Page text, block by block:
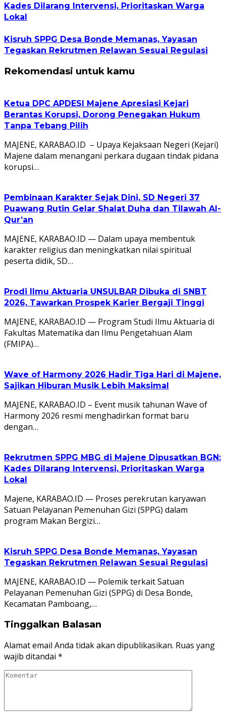
Kades Dilarang Intervensi, Prioritaskan Warga
Lokal
Kisruh SPPG Desa Bonde Memanas, Yayasan
Tegaskan Rekrutmen Relawan Sesuai Regulasi
Rekomendasi untuk kamu
Ketua DPC APDESI Majene Apresiasi Kejari
Berantas Korupsi, Dorong Penegakan Hukum
Tanpa Tebang Pilih
MAJENE, KARABAO.ID – Upaya Kejaksaan Negeri (Kejari)
Majene dalam menangani perkara dugaan tindak pidana
korupsi…
Pembinaan Karakter Sejak Dini, SD Negeri 37
Puawang Rutin Gelar Shalat Duha dan Tilawah Al-
Qur’an
MAJENE, KARABAO.ID — Dalam upaya membentuk
karakter religius dan meningkatkan nilai spiritual
peserta didik, SD…
Prodi Ilmu Aktuaria UNSULBAR Dibuka di SNBT
2026, Tawarkan Prospek Karier Bergaji Tinggi
MAJENE, KARABAO.ID — Program Studi Ilmu Aktuaria di
Fakultas Matematika dan Ilmu Pengetahuan Alam
(FMIPA)…
Wave of Harmony 2026 Hadir Tiga Hari di Majene,
Sajikan Hiburan Musik Lebih Maksimal
MAJENE, KARABAO.ID – Event musik tahunan Wave of
Harmony 2026 resmi menghadirkan format baru
dengan…
Rekrutmen SPPG MBG di Majene Dipusatkan BGN:
Kades Dilarang Intervensi, Prioritaskan Warga
Lokal
Majene, KARABAO.ID — Proses perekrutan karyawan
Satuan Pelayanan Pemenuhan Gizi (SPPG) dalam
program Makan Bergizi…
Kisruh SPPG Desa Bonde Memanas, Yayasan
Tegaskan Rekrutmen Relawan Sesuai Regulasi
MAJENE, KARABAO.ID — Polemik terkait Satuan
Pelayanan Pemenuhan Gizi (SPPG) di Desa Bonde,
Kecamatan Pamboang,…
Tinggalkan Balasan
Alamat email Anda tidak akan dipublikasikan. Ruas yang
wajib ditandai *